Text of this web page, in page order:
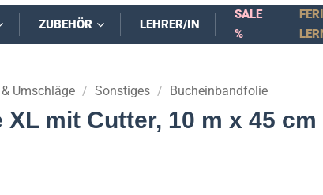
ZUBEHÖR LEHRER/IN
SALE
%
Umschläge / Sonstiges / Bucheinbandfolie
mit Cutter, 10 m x 45 cm